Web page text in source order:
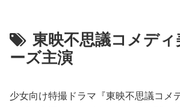
東映不思議コメディ
ーズ主演
少女向け特撮ドラマ『東映不思議コメ